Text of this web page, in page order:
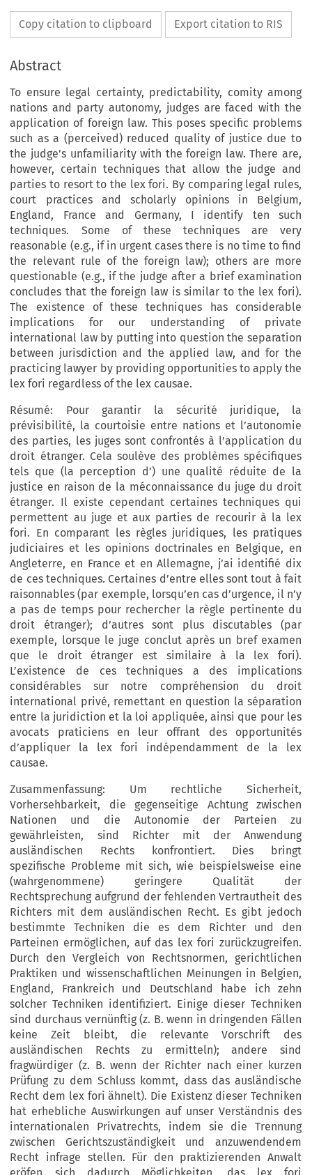
Copy citation to clipboard Export citation to RIS
Abstract
To ensure legal certainty, predictability, comity among
nations and party autonomy, judges are faced with the
application of foreign law. This poses specific problems
such as a (perceived) reduced quality of justice due to
the judge’s unfamiliarity with the foreign law. There are,
however, certain techniques that allow the judge and
parties to resort to the lex fori. By comparing legal rules,
court practices and scholarly opinions in Belgium,
England, France and Germany, I identify ten such
techniques. Some of these techniques are very
reasonable (e.g., if in urgent cases there is no time to find
the relevant rule of the foreign law); others are more
questionable (e.g., if the judge after a brief examination
concludes that the foreign law is similar to the lex fori).
The existence of these techniques has considerable
implications for our understanding of private
international law by putting into question the separation
between jurisdiction and the applied law, and for the
practicing lawyer by providing opportunities to apply the
lex fori regardless of the lex causae.
Résumé: Pour garantir la sécurité juridique, la
prévisibilité, la courtoisie entre nations et l’autonomie
des parties, les juges sont confrontés à l’application du
droit étranger. Cela soulève des problèmes spécifiques
tels que (la perception d’) une qualité réduite de la
justice en raison de la méconnaissance du juge du droit
étranger. Il existe cependant certaines techniques qui
permettent au juge et aux parties de recourir à la lex
fori. En comparant les règles juridiques, les pratiques
judiciaires et les opinions doctrinales en Belgique, en
Angleterre, en France et en Allemagne, j’ai identifié dix
de ces techniques. Certaines d’entre elles sont tout à fait
raisonnables (par exemple, lorsqu’en cas d’urgence, il n’y
a pas de temps pour rechercher la règle pertinente du
droit étranger); d’autres sont plus discutables (par
exemple, lorsque le juge conclut après un bref examen
que le droit étranger est similaire à la lex fori).
L’existence de ces techniques a des implications
considérables sur notre compréhension du droit
international privé, remettant en question la séparation
entre la juridiction et la loi appliquée, ainsi que pour les
avocats praticiens en leur offrant des opportunités
d’appliquer la lex fori indépendamment de la lex
causae.
Zusammenfassung: Um rechtliche Sicherheit,
Vorhersehbarkeit, die gegenseitige Achtung zwischen
Nationen und die Autonomie der Parteien zu
gewährleisten, sind Richter mit der Anwendung
ausländischen Rechts konfrontiert. Dies bringt
spezifische Probleme mit sich, wie beispielsweise eine
(wahrgenommene) geringere Qualität der
Rechtsprechung aufgrund der fehlenden Vertrautheit des
Richters mit dem ausländischen Recht. Es gibt jedoch
bestimmte Techniken die es dem Richter und den
Parteinen ermöglichen, auf das lex fori zurückzugreifen.
Durch den Vergleich von Rechtsnormen, gerichtlichen
Praktiken und wissenschaftlichen Meinungen in Belgien,
England, Frankreich und Deutschland habe ich zehn
solcher Techniken identifiziert. Einige dieser Techniken
sind durchaus vernünftig (z. B. wenn in dringenden Fällen
keine Zeit bleibt, die relevante Vorschrift des
ausländischen Rechts zu ermitteln); andere sind
fragwürdiger (z. B. wenn der Richter nach einer kurzen
Prüfung zu dem Schluss kommt, dass das ausländische
Recht dem lex fori ähnelt). Die Existenz dieser Techniken
hat erhebliche Auswirkungen auf unser Verständnis des
internationalen Privatrechts, indem sie die Trennung
zwischen Gerichtszuständigkeit und anzuwendendem
Recht infrage stellen. Für den praktizierenden Anwalt